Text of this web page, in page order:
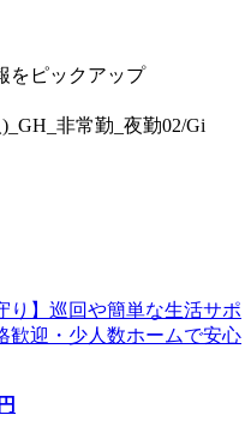
をピックアップ
非常勤_夜勤02/Gi
り】巡回や簡単な生活サポ
迎・少人数ホームで安心
円